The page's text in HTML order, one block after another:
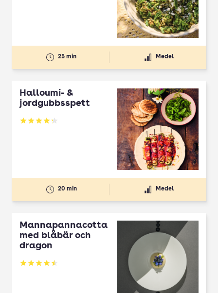
25 min Medel
Halloumi- &
jordgubbsspett
Betyg: 4.3 av 5
20 min Medel
Mannapannacotta
med blåbär och
dragon
Betyg: 4.5 av 5